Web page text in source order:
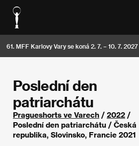
61. MFF Karlovy Vary se koná 2. 7. – 10. 7. 2027
Poslední den
patriarchátu
Pragueshorts ve Varech / 2022 /
Poslední den patriarchátu / Česká
republika, Slovinsko, Francie 2021